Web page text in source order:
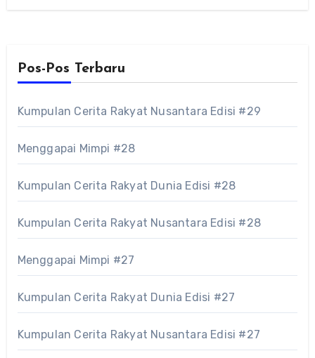
Pos-Pos Terbaru
Kumpulan Cerita Rakyat Nusantara Edisi #29
Menggapai Mimpi #28
Kumpulan Cerita Rakyat Dunia Edisi #28
Kumpulan Cerita Rakyat Nusantara Edisi #28
Menggapai Mimpi #27
Kumpulan Cerita Rakyat Dunia Edisi #27
Kumpulan Cerita Rakyat Nusantara Edisi #27